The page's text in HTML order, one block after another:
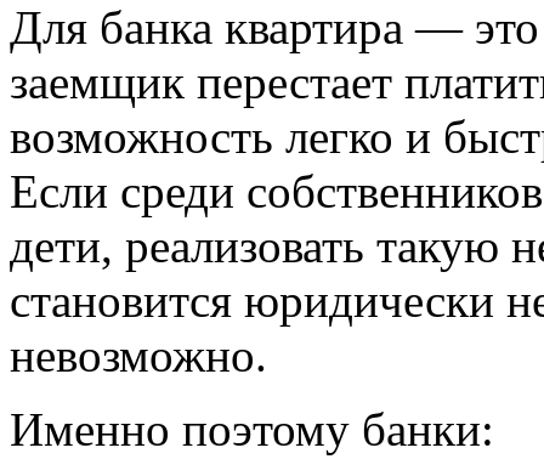
Для банка квартира —
заемщик перестает
возможность легко и
Если среди
дети, реализовать такую
становится юридически
невозможно.
Именно поэтому банки: